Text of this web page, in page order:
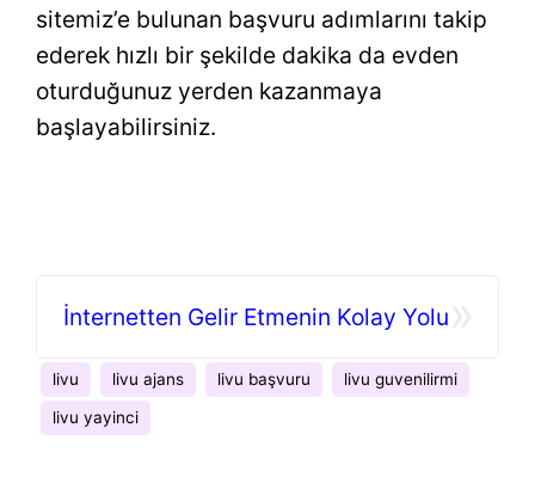
sitemiz’e bulunan başvuru adımlarını takip
ederek hızlı bir şekilde dakika da evden
oturduğunuz yerden kazanmaya
başlayabilirsiniz.
İnternetten Gelir Etmenin Kolay Yolu
livu livu ajans livu başvuru
livu guvenilirmi
livu yayinci